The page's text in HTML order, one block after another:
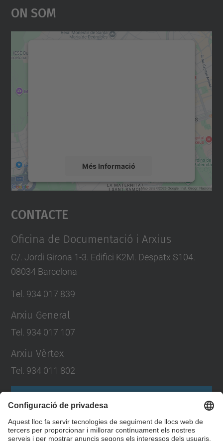
On Som
Més Informació
Accepta
powered by
Contacte
Oficina de Documentació i Arxius
C/. Jordi Girona 1-3. Edifici K2M. Despatx S104.
08034 Barcelona
Tel. 934 017 839
Arxiu General
Tel. 934 017 107
Arxiu Vèrtex
Tel. 934 011 802
Formulari de contacte